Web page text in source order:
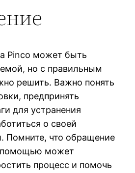
Pinco может быть
но с правильным
решить. Важно понять
предпринять
для устранения
о своей
Помните, что обращение
помощью может
процесс и помочь